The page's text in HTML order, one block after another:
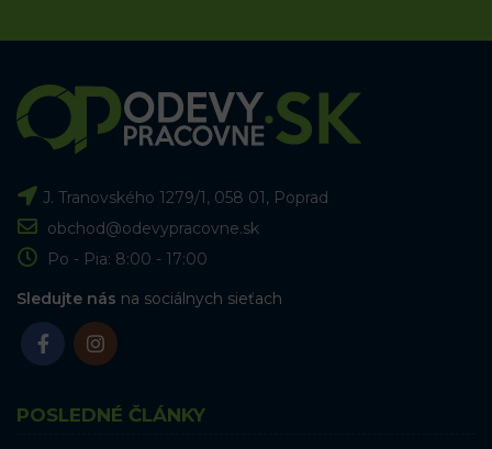
J. Tranovského 1279/1, 058 01, Poprad
obchod@odevypracovne.sk
Po - Pia: 8:00 - 17:00
Sledujte nás na sociálnych sieťach
POSLEDNÉ ČLÁNKY